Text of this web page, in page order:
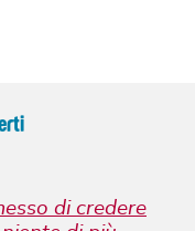
di credere